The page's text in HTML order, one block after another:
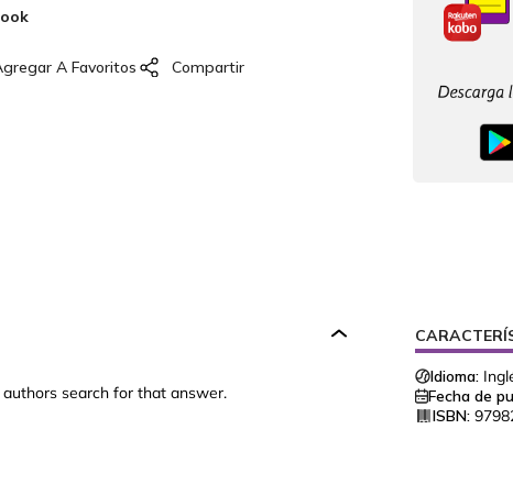
search for that answer.
Idioma:
Fecha de
ISBN: